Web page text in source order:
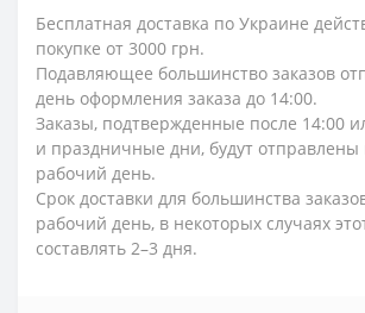
Бесплатная доставка по Украине
покупке от 3000 грн.
Подавляющее большинство заказов
день оформления заказа до 14:00.
Заказы, подтвержденные после 14:00
и праздничные дни, будут
рабочий день.
Срок доставки для большинства
рабочий день, в некоторых случаях
составлять 2–3 дня.